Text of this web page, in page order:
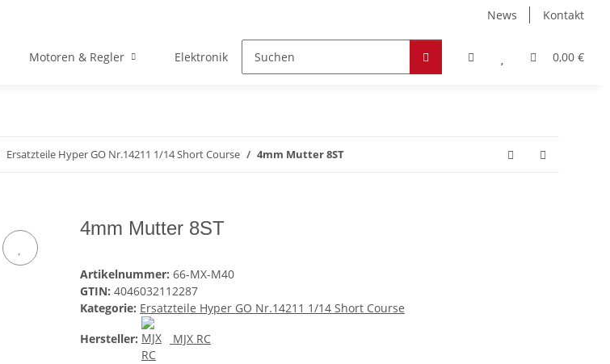
News Kontakt
0,00 €
Motoren & Regler Elektronik Zubehör Hobby & Freizeit Werkstoffe
Ersatzteile Hyper GO Nr.14211 1/14 Short Course 4mm Mutter 8ST
4mm Mutter 8ST
Artikelnummer: 66-MX-M40
GTIN: 4046032112287
Kategorie: Ersatzteile Hyper GO Nr.14211 1/14 Short Course
Hersteller:
MJX RC